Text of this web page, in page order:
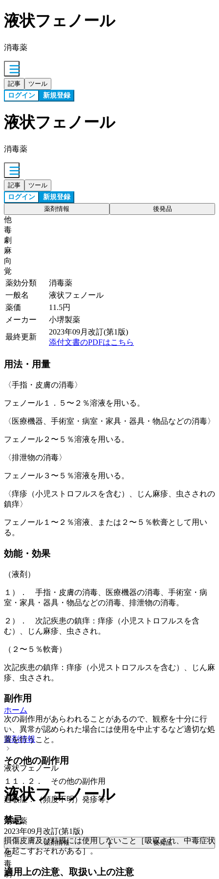
液状フェノール
消毒薬
記事 ツール
ログイン 新規登録
液状フェノール
消毒薬
記事 ツール
ログイン 新規登録
薬剤情報 後発品
他
毒
劇
麻
向
覚
薬効分類
消毒薬
一般名
液状フェノール
薬価
11.5円
メーカー
小堺製薬
最終更新
2023年09月改訂(第1版)
添付文書のPDFはこちら
用法・用量
〈手指・皮膚の消毒〉
フェノール１．５〜２％溶液を用いる。
〈医療機器、手術室・病室・家具・器具・物品などの消毒〉
フェノール２〜５％溶液を用いる。
〈排泄物の消毒〉
フェノール３〜５％溶液を用いる。
〈痒疹（小児ストロフルスを含む）、じん麻疹、虫さされの
鎮痒〉
フェノール１〜２％溶液、または２〜５％軟膏として用い
る。
効能・効果
（液剤）
１）． 手指・皮膚の消毒、医療機器の消毒、手術室・病
室・家具・器具・物品などの消毒、排泄物の消毒。
２）． 次記疾患の鎮痒：痒疹（小児ストロフルスを含
む）、じん麻疹、虫さされ。
（２〜５％軟膏）
次記疾患の鎮痒：痒疹（小児ストロフルスを含む）、じん麻
疹、虫さされ。
副作用
次の副作用があらわれることがあるので、観察を十分に行
い、異常が認められた場合には使用を中止するなど適切な処
置を行うこと。
その他の副作用
１１．２． その他の副作用
過敏症：（頻度不明）発疹等。
禁忌
損傷皮膚及び粘膜には使用しないこと［吸収され、中毒症状
を起こすおそれがある］。
適用上の注意、取扱い上の注意
ホーム
薬剤情報
液状フェノール
液状フェノール
消毒薬
2023年09月改訂(第1版)
薬剤情報 後発品
他
毒
劇